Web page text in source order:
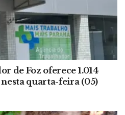
de Foz oferece 1.014
quarta-feira (05)